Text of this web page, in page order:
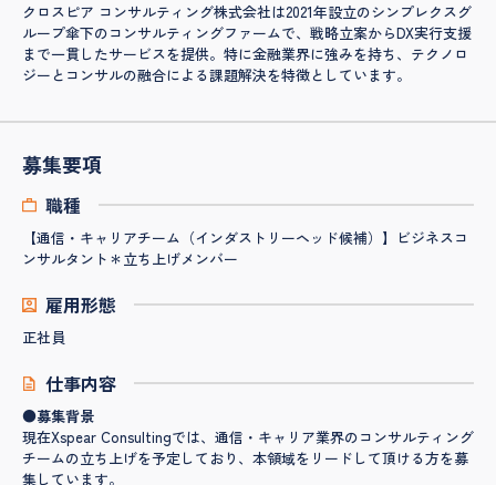
クロスピア コンサルティング株式会社は2021年設立のシンプレクスグ
ループ傘下のコンサルティングファームで、戦略立案からDX実行支援
まで一貫したサービスを提供。特に金融業界に強みを持ち、テクノロ
ジーとコンサルの融合による課題解決を特徴としています。
募集要項
職種
【通信・キャリアチーム（インダストリーヘッド候補）】ビジネスコ
ンサルタント＊立ち上げメンバー
雇用形態
正社員
仕事内容
●募集背景
現在Xspear Consultingでは、通信・キャリア業界のコンサルティング
チームの立ち上げを予定しており、本領域をリードして頂ける方を募
集しています。